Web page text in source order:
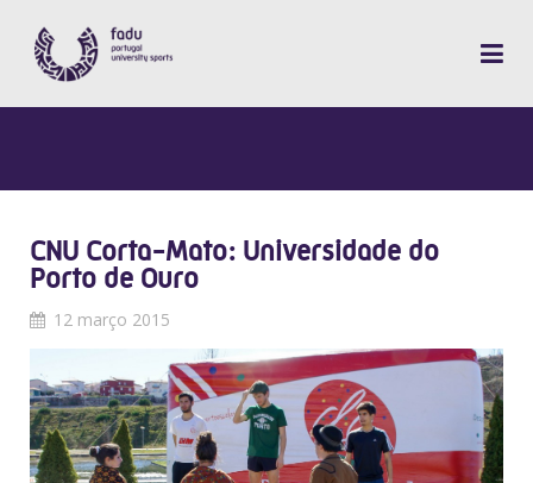
CNU Corta-Mato: Universidade do
Porto de Ouro
12 março 2015